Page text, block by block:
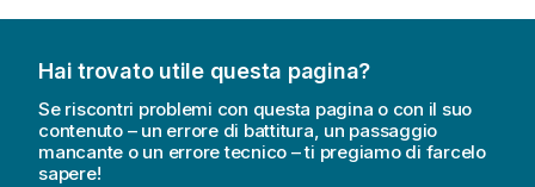
Hai trovato utile questa pagina?
Se riscontri problemi con questa pagina o con il suo
contenuto – un errore di battitura, un passaggio
mancante o un errore tecnico – ti pregiamo di farcelo
sapere!